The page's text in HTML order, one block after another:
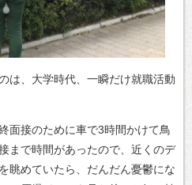
は、大学時代、一瞬だけ就職活動
面接のために車で3時間かけて鳥
まで時間があったので、近くのデ
眺めていたら、だんだん憂鬱にな